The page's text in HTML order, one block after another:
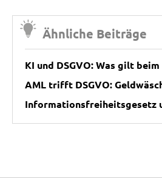
Ähnliche Beiträge
KI und DSGVO: Was gilt
AML trifft DSGVO:
Informationsfreiheitsgesetz